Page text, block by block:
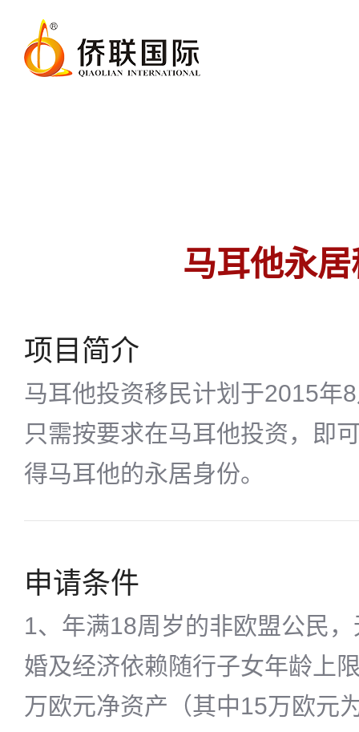
马耳他永
项目简介
马耳他投资移民计划于2015年
只需按要求在马耳他投资，即
得马耳他的永居身份。
申请条件
1、年满18周岁的非欧盟公民
婚及经济依赖随行子女年龄上
万欧元净资产（其中15万欧元